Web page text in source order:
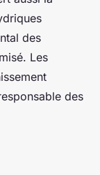
des
Les
des